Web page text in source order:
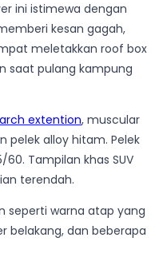
ini istimewa dengan
kesan gagah,
meletakkan roof box
saat pulang kampung
extention, muscular
pelek alloy hitam. Pelek
60. Tampilan khas SUV
terendah.
seperti warna atap yang
belakang, dan beberapa